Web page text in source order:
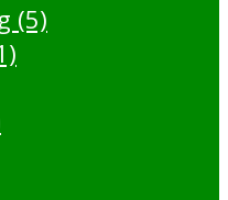
(5)